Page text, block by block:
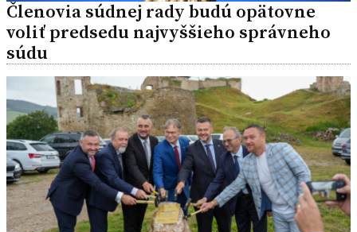
Členovia súdnej rady budú opätovne
voliť predsedu najvyššieho správneho
súdu